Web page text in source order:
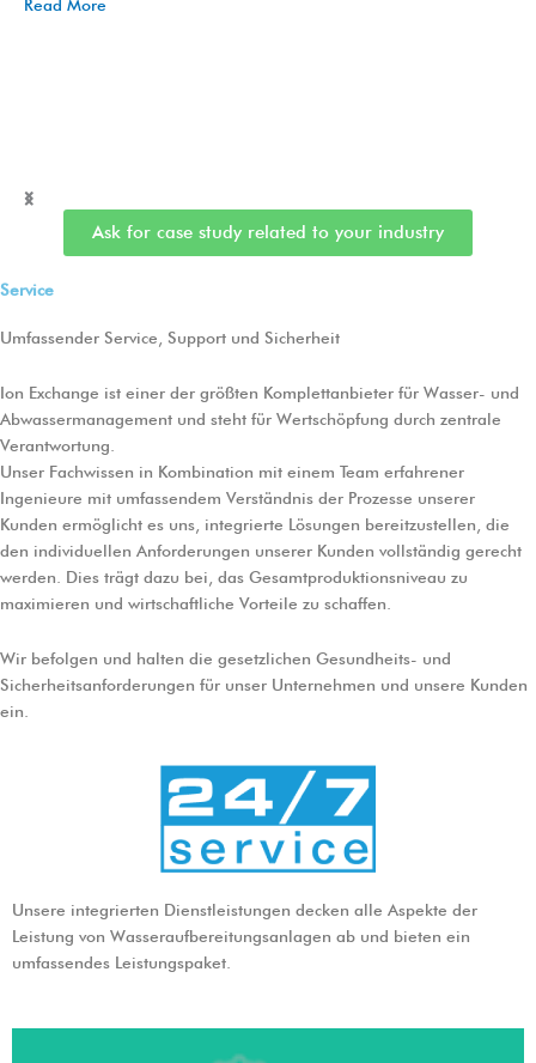
Read More
Ask for case study related to your industry
Service
Umfassender Service, Support und Sicherheit
Ion Exchange ist einer der größten Komplettanbieter für Wasser- und
Abwassermanagement und steht für Wertschöpfung durch zentrale
Verantwortung.
Unser Fachwissen in Kombination mit einem Team erfahrener
Ingenieure mit umfassendem Verständnis der Prozesse unserer
Kunden ermöglicht es uns, integrierte Lösungen bereitzustellen, die
den individuellen Anforderungen unserer Kunden vollständig gerecht
werden. Dies trägt dazu bei, das Gesamtproduktionsniveau zu
maximieren und wirtschaftliche Vorteile zu schaffen.
Wir befolgen und halten die gesetzlichen Gesundheits- und
Sicherheitsanforderungen für unser Unternehmen und unsere Kunden
ein.
Unsere integrierten Dienstleistungen decken alle Aspekte der
Leistung von Wasseraufbereitungsanlagen ab und bieten ein
umfassendes Leistungspaket.